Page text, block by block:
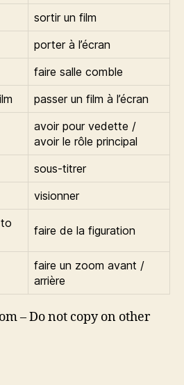
sortir un film
porter à l’écran
faire salle comble
passer un film à l’écran
avoir pour vedette /
avoir le rôle principal
sous-titrer
visionner
faire de la figuration
faire un zoom avant /
arrière
– Do not copy on other